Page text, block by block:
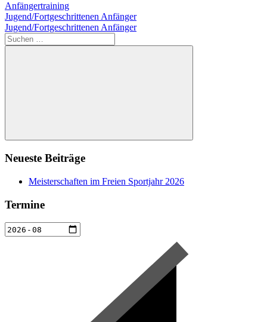
Anfängertraining
Beitragsnavigation
Vorheriger
Beitrag:
Jugend/Fortgeschrittenen Anfänger
Nächster
Beitrag:
Jugend/Fortgeschrittenen Anfänger
Suchen
nach:
Suchen
Neueste Beiträge
Meisterschaften im Freien Sportjahr 2026
Termine